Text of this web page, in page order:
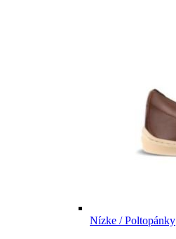
Nízke / Poltopánky